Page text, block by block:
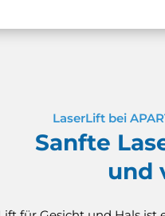
LaserLift bei
Sanfte
und